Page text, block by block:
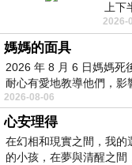
上下
景影
2026-
媽媽的面具
2026 年 8 月 6 日媽媽死
耐心有愛地教導他們，影
2026-08-06
心安理得
在幻相和現實之間，我的
的小孩，在夢與清醒之